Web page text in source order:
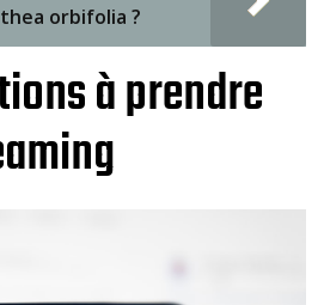
orbifolia ?
à prendre